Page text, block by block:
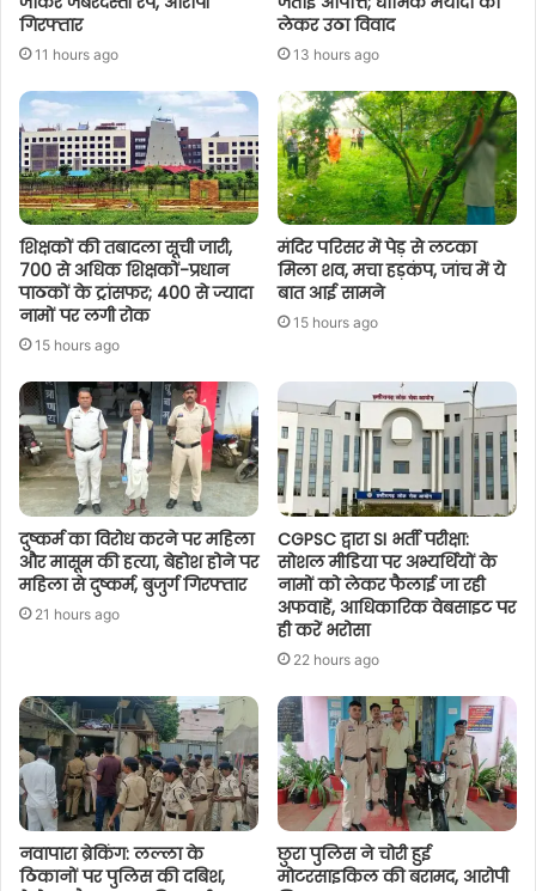
गिरफ्तार
11 hours ago
लेकर उठा विवाद
13 hours ago
शिक्षकों की तबादला सूची जारी,
700 से अधिक शिक्षकों-प्रधान
पाठकों के ट्रांसफर; 400 से ज्यादा
नामों पर लगी रोक
15 hours ago
मंदिर परिसर में पेड़ से लटका
मिला शव, मचा हड़कंप, जांच में ये
बात आई सामने
15 hours ago
दुष्कर्म का विरोध करने पर महिला
और मासूम की हत्या, बेहोश होने पर
महिला से दुष्कर्म, बुजुर्ग गिरफ्तार
21 hours ago
CGPSC द्वारा SI भर्ती परीक्षा:
सोशल मीडिया पर अभ्यर्थियों के
नामों को लेकर फैलाई जा रही
अफवाहें, आधिकारिक वेबसाइट पर
ही करें भरोसा
22 hours ago
नवापारा ब्रेकिंग: लल्ला के
ठिकानों पर पुलिस की दबिश,
छुरा पुलिस ने चोरी हुई
मोटरसाइकिल की बरामद, आरोपी